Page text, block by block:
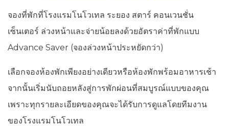
จองที่พักที่โรงแรมโนโวเทล ระยอง สตาร์ คอนเวนชั่น
เซ็นเตอร์ ล่วงหน้าและจ่ายน้อยลงด้วยอัตราค่าที่พักแบบ
Advance Saver (จองล่วงหน้าประหยัดกว่า)
เลือกจองห้องพักเพียงอย่างเดียวหรือห้องพักพร้อมอาหารเช้า
จากนั้นเริ่มนับถอยหลังสู่การพักผ่อนที่สมบูรณ์แบบของคุณ
เพราะทุกรายละเอียดของคุณจะได้รับการดูแลโดยทีมงาน
ของโรงแรมโนโวเทล